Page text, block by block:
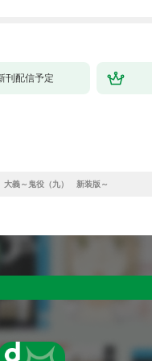
刊配信予定
大義～鬼役（九） 新装版～